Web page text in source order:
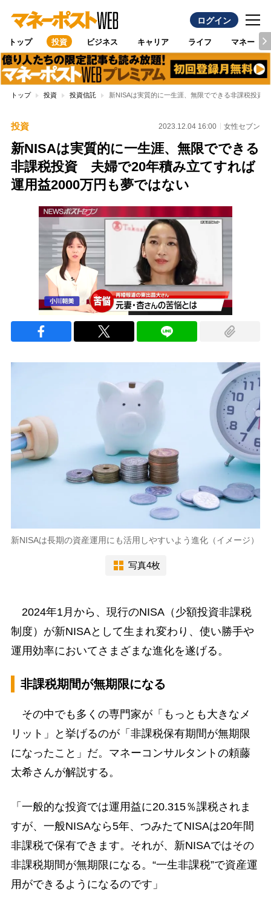
ログイン
トップ 投資 ビジネス キャリア ライフ マネー
トップ 投資 投資信託 新NISAは実質的に一生涯、無限でできる非課税投
投資 2023.12.04 16:00 女性セブン
新NISAは実質的に一生涯、無限でできる
非課税投資 夫婦で20年積み立てすれば
運用益2000万円も夢ではない
新NISAは長期の資産運用にも活用しやすいよう進化（イメージ）
写真4枚
2024年1月から、現行のNISA（少額投資非課税
制度）が新NISAとして生まれ変わり、使い勝手や
運用効率においてさまざまな進化を遂げる。
非課税期間が無期限になる
その中でも多くの専門家が「もっとも大きなメ
リット」と挙げるのが「非課税保有期間が無期限
になったこと」だ。マネーコンサルタントの頼藤
太希さんが解説する。
「一般的な投資では運用益に20.315％課税されま
すが、一般NISAなら5年、つみたてNISAは20年間
非課税で保有できます。それが、新NISAではその
非課税期間が無期限になる。“一生非課税”で資産運
用ができるようになるのです」